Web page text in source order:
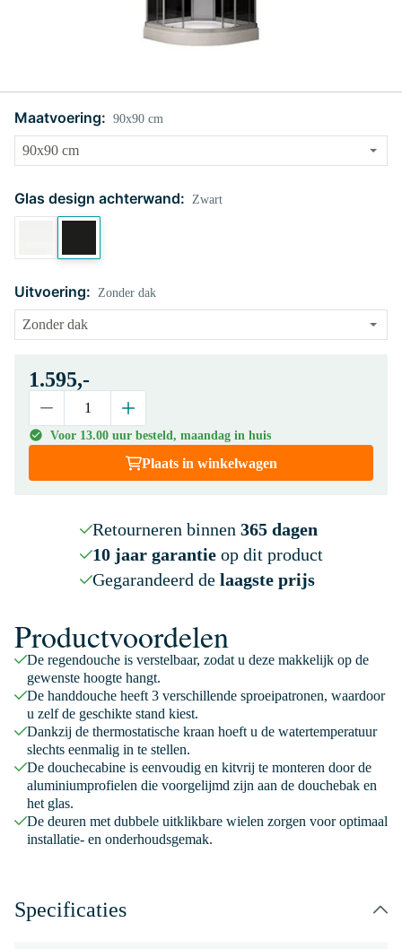
Maatvoering: 90x90 cm
Glas design achterwand: Zwart
Uitvoering: Zonder dak
1.595,-
Voor 13.00 uur besteld, maandag in huis
Plaats in winkelwagen
Retourneren binnen 365 dagen
10 jaar garantieop dit product
Gegarandeerd de laagste prijs
Productvoordelen
De regendouche is verstelbaar, zodat u deze makkelijk op de
gewenste hoogte hangt.
De handdouche heeft 3 verschillende sproeipatronen, waardoor
u zelf de geschikte stand kiest.
Dankzij de thermostatische kraan hoeft u de watertemperatuur
slechts eenmalig in te stellen.
De douchecabine is eenvoudig en kitvrij te monteren door de
aluminiumprofielen die voorgelijmd zijn aan de douchebak en
het glas.
De deuren met dubbele uitklikbare wielen zorgen voor optimaal
installatie- en onderhoudsgemak.
Specificaties